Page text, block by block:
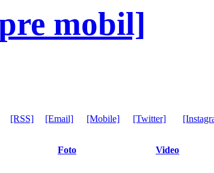
mobil]
[RSS] [Email] [Mobile] [Twitter]
Foto Video